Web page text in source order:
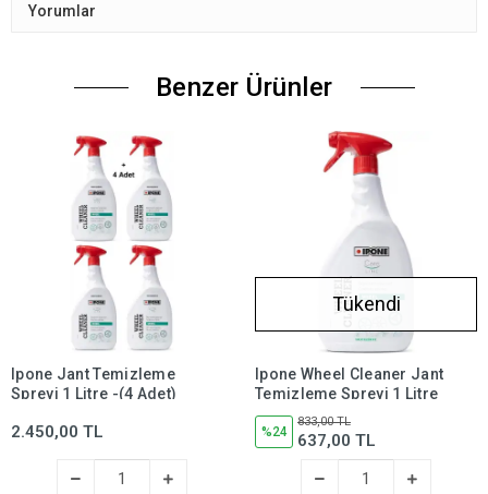
Yorumlar
Benzer Ürünler
Ipone Jant Temizleme
Spreyi 1 Litre -(4 Adet)
2.450,00 TL
Tükendi
Ipone Wheel Cleaner Jant
Temizleme Spreyi 1 Litre
%24
833,00 TL
637,00 TL